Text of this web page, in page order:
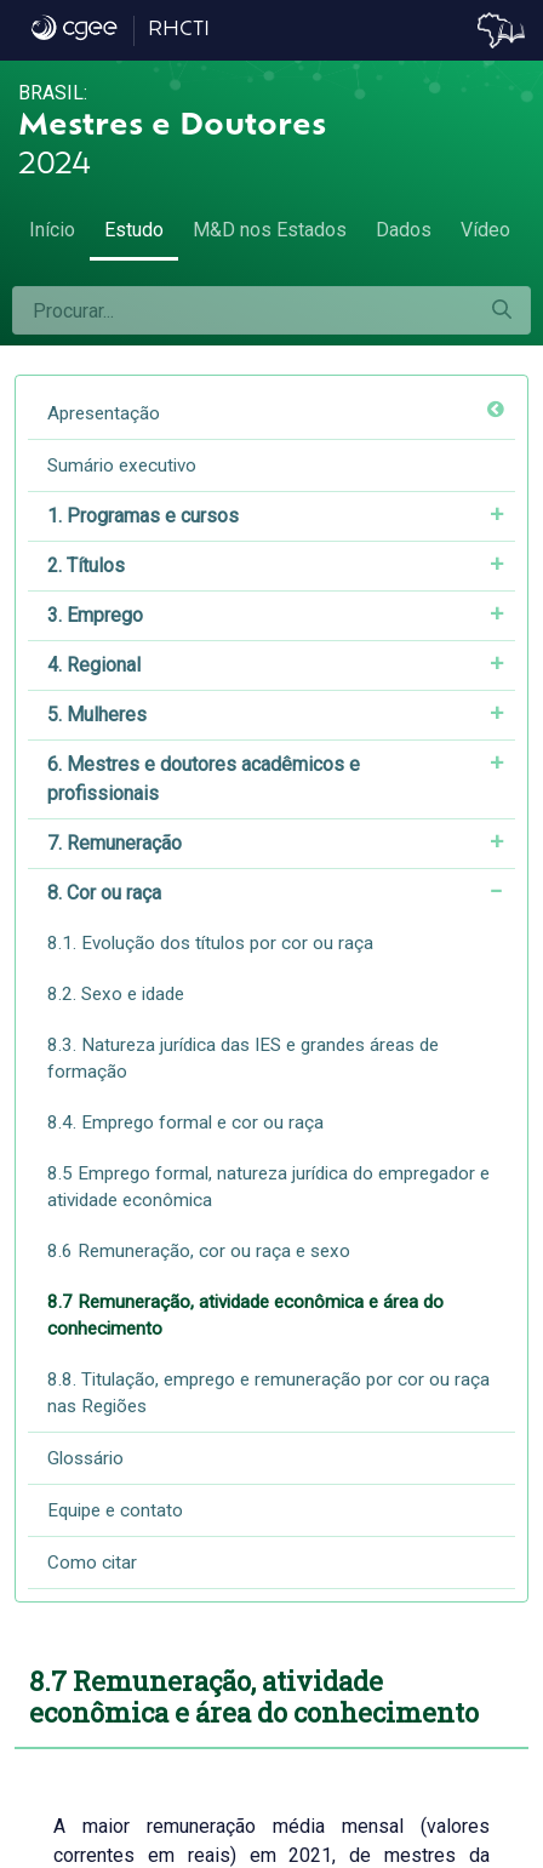
8.7 Remuneração, atividade econômica
RHCTI
BRASIL:
Mestres e Doutores
2024
Início Estudo M&D nos Estados Dados Vídeo
Apresentação
Sumário executivo
1. Programas e cursos
2. Títulos
3. Emprego
4. Regional
5. Mulheres
6. Mestres e doutores acadêmicos e
profissionais
7. Remuneração
8. Cor ou raça
8.1. Evolução dos títulos por cor ou raça
8.2. Sexo e idade
8.3. Natureza jurídica das IES e grandes áreas de
formação
8.4. Emprego formal e cor ou raça
8.5 Emprego formal, natureza jurídica do empregador e
atividade econômica
8.6 Remuneração, cor ou raça e sexo
8.7 Remuneração, atividade econômica e área do
conhecimento
8.8. Titulação, emprego e remuneração por cor ou raça
nas Regiões
Glossário
Equipe e contato
Como citar
8.7 Remuneração, atividade
econômica e área do conhecimento
A maior remuneração média mensal (valores
correntes em reais) em 2021, de mestres da